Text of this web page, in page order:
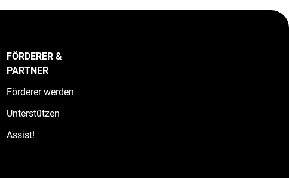
FÖRDERER &
PARTNER
Förderer werden
Unterstützen
Assist!